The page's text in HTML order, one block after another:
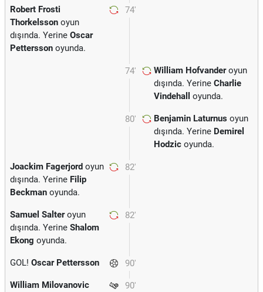
74'
Robert Frosti
Thorkelsson oyun
dışında. Yerine Oscar
Pettersson oyunda.
74' William Hofvanderoyun
dışında. Yerine Charlie
Vindehall
oyunda.
80' Benjamin Laturnus oyun
dışında. Yerine Demirel
Hodzic oyunda.
82'
Joackim Fagerjord oyun
dışında. Yerine Filip
Beckman oyunda.
82'
Samuel Salteroyun
dışında. Yerine Shalom
Ekong oyunda.
90'
GOL! Oscar Pettersson
90'
William Milovanovic